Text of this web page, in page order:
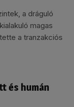
a dráguló
magas
a tranzakciós
és humán